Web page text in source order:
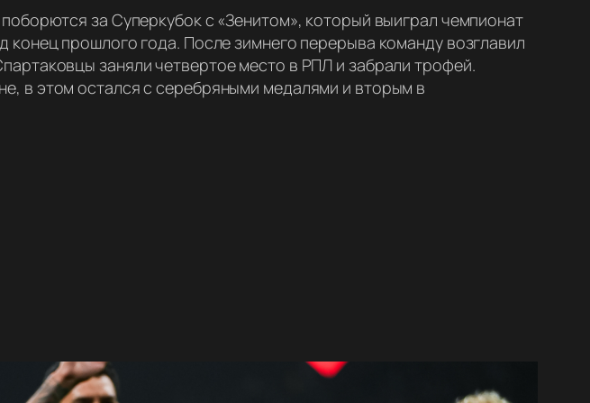
за Суперкубок с «Зенитом», который выиграл чемпионат
прошлого года. После зимнего перерыва команду возглавил
заняли четвертое место в РПЛ и забрали трофей.
в этом остался с серебряными медалями и вторым в